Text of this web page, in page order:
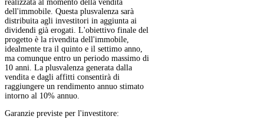
realizzata al momento della vendita
dell'immobile. Questa plusvalenza sarà
distribuita agli investitori in aggiunta ai
dividendi già erogati. L'obiettivo finale del
progetto è la rivendita dell'immobile,
idealmente tra il quinto e il settimo anno,
ma comunque entro un periodo massimo di
10 anni. La plusvalenza generata dalla
vendita e dagli affitti consentirà di
raggiungere un rendimento annuo stimato
intorno al 10% annuo.
Garanzie previste per l'investitore: